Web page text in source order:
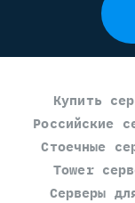
Купить
Российские
Стоечные
Tower
Серверы